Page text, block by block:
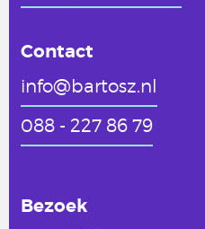
Contact
info@bartosz.nl
088 - 227 86 79
Bezoek